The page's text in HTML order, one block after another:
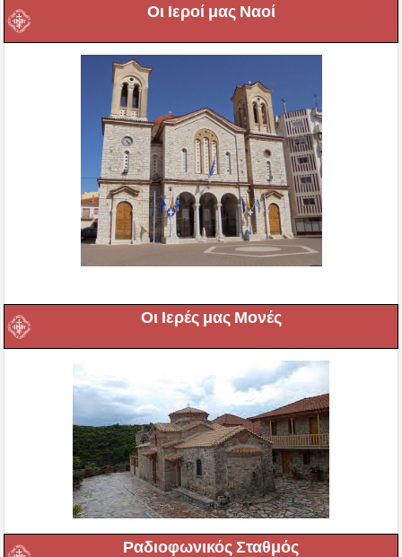
Οι Ιεροί μας Ναοί
Οι Ιερές μας Μονές
Ραδιοφωνικός Σταθμός